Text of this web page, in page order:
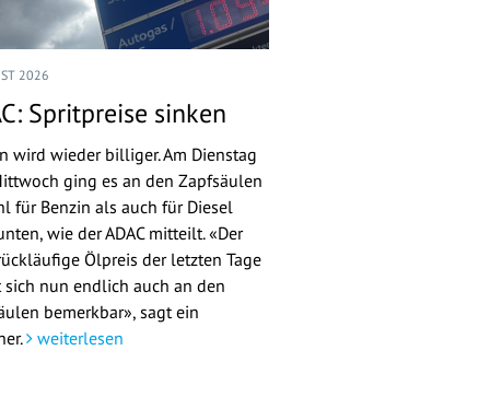
2026
Spritpreise sinken
wird wieder billiger. Am Dienstag
ging es an den Zapfsäulen
für Benzin als auch für Diesel
wie der ADAC mitteilt. «Der
Ölpreis der letzten Tage
sich nun endlich auch an den
bemerkbar», sagt ein
weiterlesen